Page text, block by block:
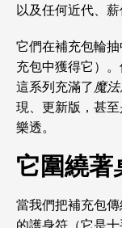
以及任何近代、
它們在補充包輪
充包中獲得它）
這系列充滿了魔
現、更新版，甚
樂透。
它圍繞著
當我們把補充包